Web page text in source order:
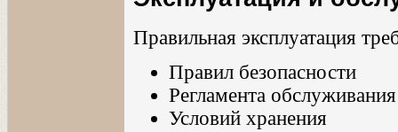
Правильная эксплуатация
Правил безопасности
Регламента обслуживания
Условий хранения